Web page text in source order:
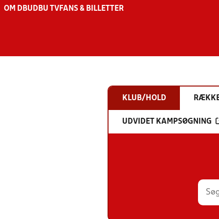
OM DBU DBU TV FANS & BILLETTER
KLUB/HOLD
UDVIDET KAMPSØGNING